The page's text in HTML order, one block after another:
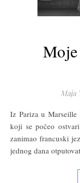
Maja
Iz Pariza u Marseille – putovanje koje ću zauvijek pamtiti San
koji se počeo
zanimao francuski
jednog dana